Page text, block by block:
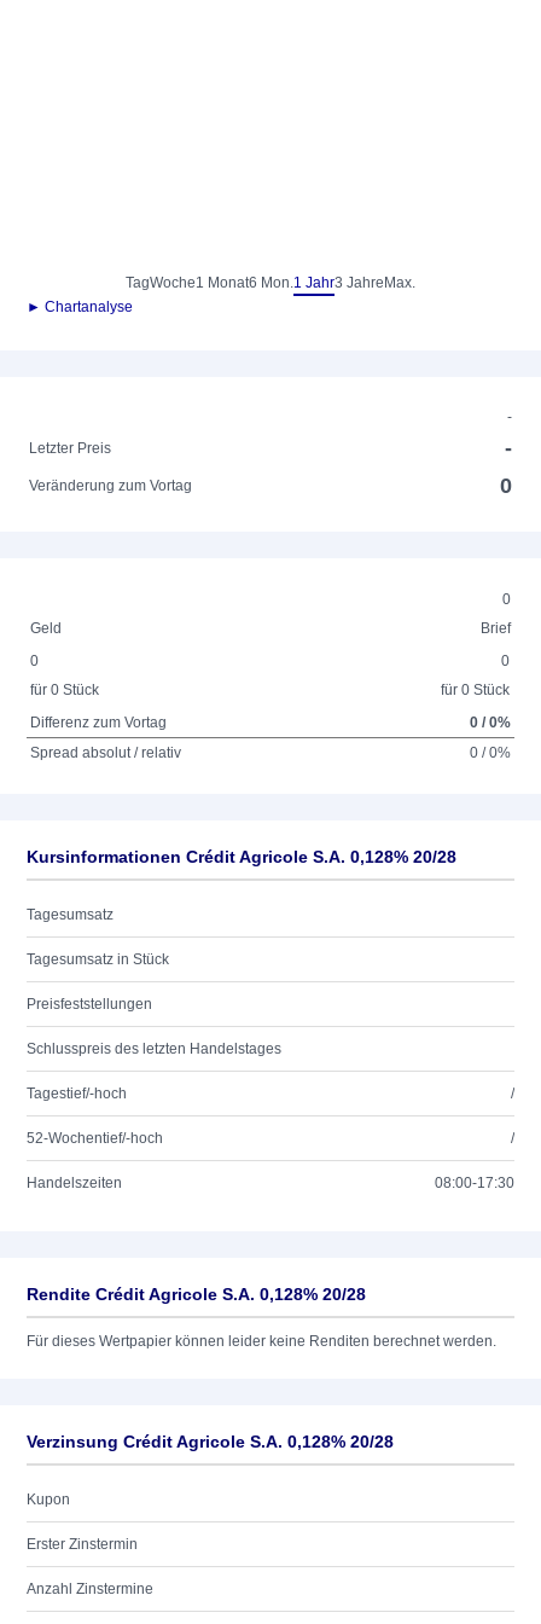
TagWoche1 Monat6 Mon.1 Jahr3 Jahre Max.
► Chartanalyse
-
Letzter Preis
-
Veränderung zum Vortag 0
0
Geld
Brief
0
für 0 Stück
0
für 0 Stück
Differenz zum Vortag
0 / 0%
Spread absolut / relativ
0 / 0%
Kursinformationen Crédit Agricole S.A. 0,128% 20/28
Tagesumsatz
Tagesumsatz in Stück
Preisfeststellungen
Schlusspreis des letzten Handelstages
Tagestief/-hoch /
52-Wochentief/-hoch /
Handelszeiten 08:00-17:30
Rendite Crédit Agricole S.A. 0,128% 20/28
Für dieses Wertpapier können leider keine Renditen berechnet werden.
Verzinsung Crédit Agricole S.A. 0,128% 20/28
Kupon
Erster Zinstermin
Anzahl Zinstermine